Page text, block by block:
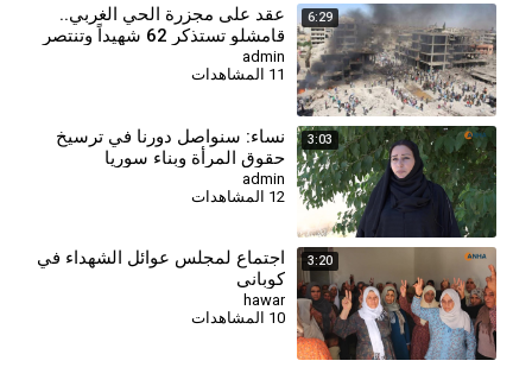
6:29
⁣عقد على مجزرة الحي الغربي..
قامشلو تستذكر 62 شهيداً وتنتصر
بالإعمار
admin
11 المشاهدات
3:03
⁣نساء: سنواصل دورنا في ترسيخ
حقوق المرأة وبناء سوريا
الديمقراطية
admin
12 المشاهدات
3:20
اجتماع لمجلس عوائل الشهداء في
كوباني
hawar
10 المشاهدات